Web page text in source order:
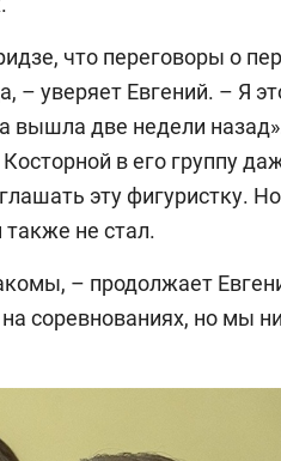
что переговоры о
– уверяет Евгений. – Я
вышла две недели
в его группу
эту фигуристку.
не стал.
– продолжает
соревнованиях, но мы